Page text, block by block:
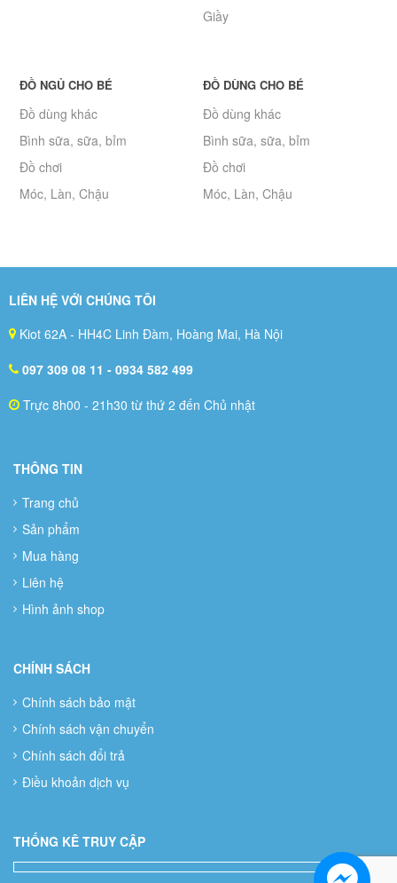
Giầy
ĐỒ NGỦ CHO BÉ
Đồ dùng khác
Bình sữa, sữa, bỉm
Đồ chơi
Móc, Làn, Chậu
ĐỒ DÙNG CHO BÉ
Đồ dùng khác
Bình sữa, sữa, bỉm
Đồ chơi
Móc, Làn, Chậu
LIÊN HỆ VỚI CHÚNG TÔI
Kiot 62A - HH4C Linh Đàm, Hoàng Mai, Hà Nội
097 309 08 11 - 0934 582 499
Trực 8h00 - 21h30 từ thứ 2 đến Chủ nhật
THÔNG TIN
Trang chủ
Sản phẩm
Mua hàng
Liên hệ
Hình ảnh shop
CHÍNH SÁCH
Chính sách bảo mật
Chính sách vận chuyển
Chính sách đổi trả
Điều khoản dịch vụ
THỐNG KÊ TRUY CẬP